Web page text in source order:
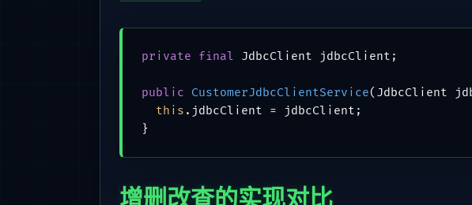
private final JdbcClient jdbcClient;
public CustomerJdbcClientService(JdbcClient
this .jdbcClient = jdbcClient;
增删改查的实现对比